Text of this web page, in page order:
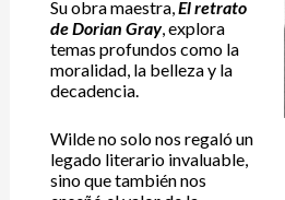
Su obra maestra,El retrato
de Dorian Gray, explora
temas profundos como la
moralidad, la belleza y la
decadencia.
Wilde no solo nos regaló un
legado literario invaluable,
sino que también nos